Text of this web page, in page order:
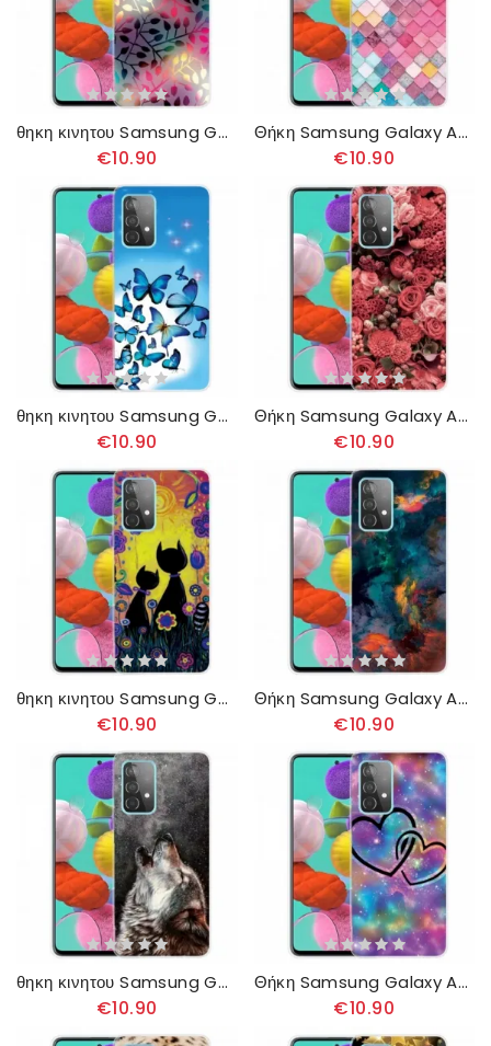
θηκη κινητου Samsung Galaxy A32 4G Φύλλα
€10.90
Θήκη Samsung Galaxy A32 4G Ζωγραφική
€10.90
θηκη κινητου Samsung Galaxy A32 4G Πεταλούδες Πεταλούδες
€10.90
Θήκη Samsung Galaxy A32 4G Έντονα Λουλούδια
€10.90
θηκη κινητου Samsung Galaxy A32 4G Γάτα Κινουμένων Σχεδίων
€10.90
Θήκη Samsung Galaxy A32 4G Έγχρωμα Σύννεφα
€10.90
θηκη κινητου Samsung Galaxy A32 4G Υψηλός Λύκος
€10.90
Θήκη Samsung Galaxy A32 4G Αλυσοδεμένες Καρδιές
€10.90